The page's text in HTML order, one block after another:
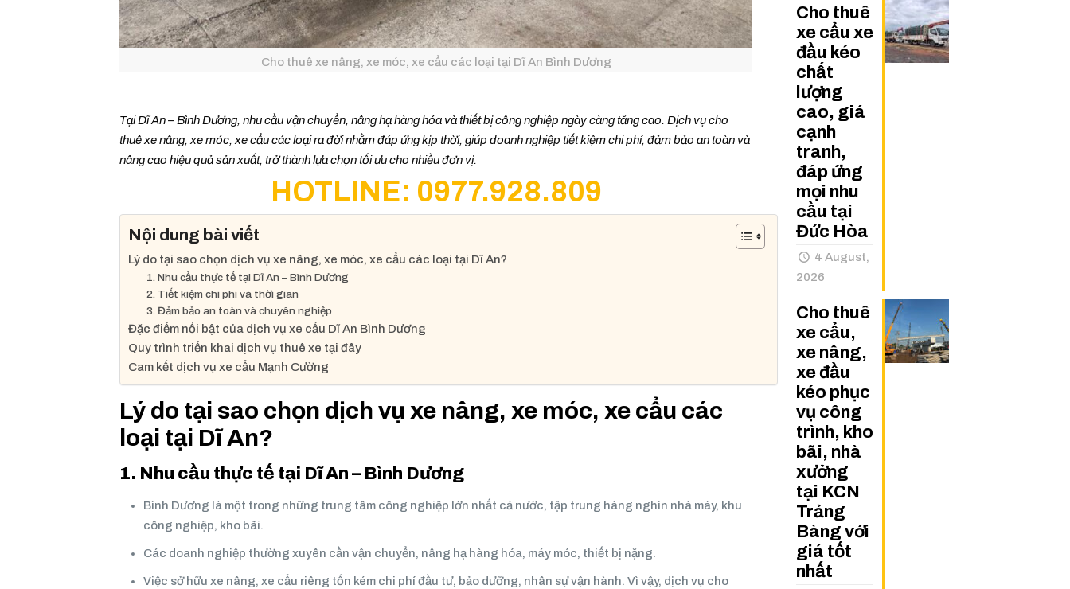
Cho thuê xe nâng, xe móc, xe cẩu các loại tại Dĩ An Bình Dương
Tại Dĩ An – Bình Dương, nhu cầu vận chuyển, nâng hạ hàng hóa và thiết bị công nghiệp ngày càng tăng cao. Dịch vụ cho
thuê xe nâng, xe móc, xe cẩu các loại ra đời nhằm đáp ứng kịp thời, giúp doanh nghiệp tiết kiệm chi phí, đảm bảo an toàn và
nâng cao hiệu quả sản xuất, trở thành lựa chọn tối ưu cho nhiều đơn vị.
HOTLINE: 0977.928.809
Nội dung bài viết
Lý do tại sao chọn dịch vụ xe nâng, xe móc, xe cẩu các loại tại Dĩ An?
1. Nhu cầu thực tế tại Dĩ An – Bình Dương
2. Tiết kiệm chi phí và thời gian
3. Đảm bảo an toàn và chuyên nghiệp
Đặc điểm nổi bật của dịch vụ xe cẩu Dĩ An Bình Dương
Quy trình triển khai dịch vụ thuê xe tại đây
Cam kết dịch vụ xe cẩu Mạnh Cường
Lý do tại sao chọn dịch vụ xe nâng, xe móc, xe cẩu các
loại tại Dĩ An?
1. Nhu cầu thực tế tại Dĩ An – Bình Dương
Bình Dương là một trong những trung tâm công nghiệp lớn nhất cả nước, tập trung hàng nghìn nhà máy, khu
công nghiệp, kho bãi.
Các doanh nghiệp thường xuyên cần vận chuyển, nâng hạ hàng hóa, máy móc, thiết bị nặng.
Việc sở hữu xe nâng, xe cẩu riêng tốn kém chi phí đầu tư, bảo dưỡng, nhân sự vận hành. Vì vậy, dịch vụ cho
Cho thuê
xe cẩu xe
đầu kéo
chất
lượng
cao, giá
cạnh
tranh,
đáp ứng
mọi nhu
cầu tại
Đức Hòa
4 August,
2026
Cho thuê
xe cẩu,
xe nâng,
xe đầu
kéo phục
vụ công
trình, kho
bãi, nhà
xưởng
tại KCN
Trảng
Bàng với
giá tốt
nhất